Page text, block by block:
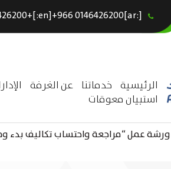
[:ar]966146426200+[:en]+966 0146426200[:]
الرئيسية خدماتنا عن الغرفة
استبيان معوقات
ورشة عمل “مراجعة واحتساب تكاليف بدء
ورشة عمل : العمـــــل الحـــــر